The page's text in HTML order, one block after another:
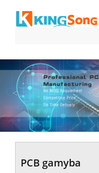
ankstesnis
PCB gamyba